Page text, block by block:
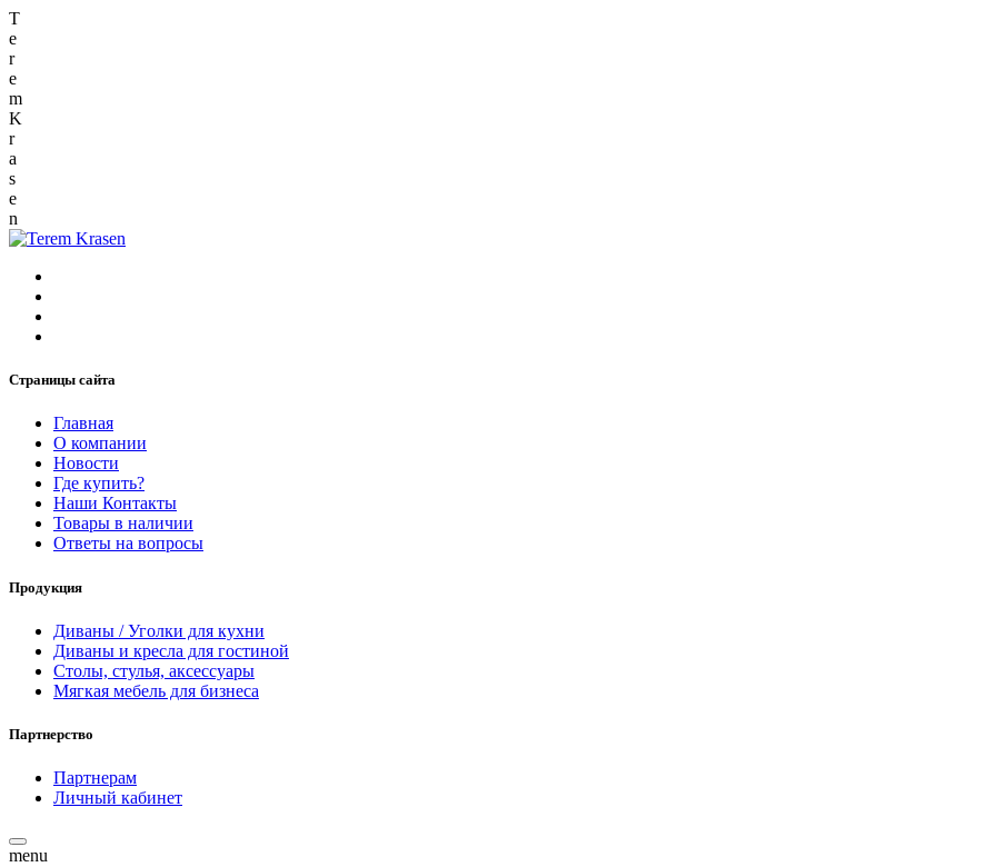
T
e
r
e
m
K
r
a
s
e
n
Страницы сайта
Главная
О компании
Новости
Где купить?
Наши Контакты
Товары в наличии
Ответы на вопросы
Продукция
Диваны / Уголки для кухни
Диваны и кресла для гостиной
Столы, стулья, аксессуары
Мягкая мебель для бизнеса
Партнерство
Партнерам
Личный кабинет
menu